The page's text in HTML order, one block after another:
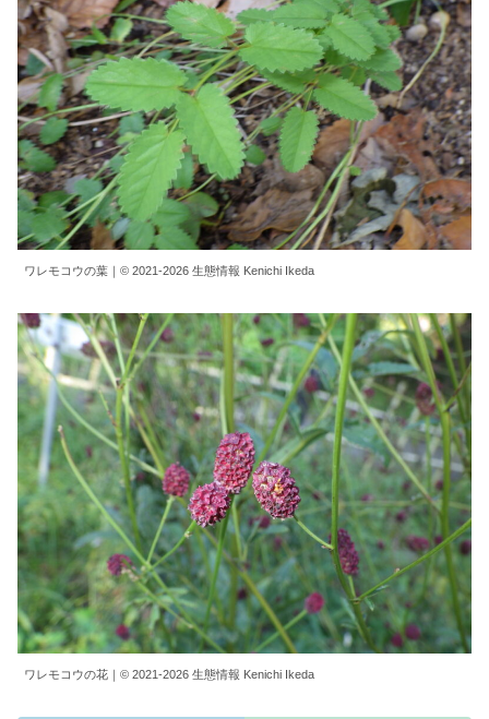
ワレモコウの葉｜© 2021-2026 生態情報 Kenichi Ikeda
ワレモコウの花｜© 2021-2026 生態情報 Kenichi Ikeda